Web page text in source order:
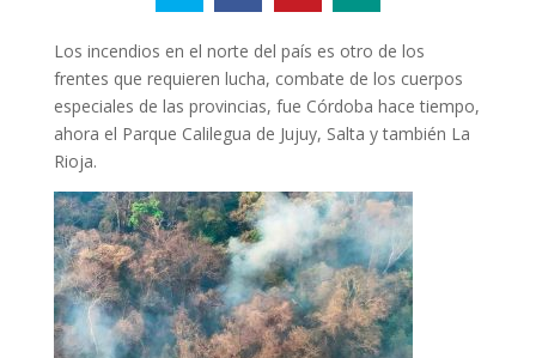
Los incendios en el norte del país es otro de los
frentes que requieren lucha, combate de los cuerpos
especiales de las provincias, fue Córdoba hace tiempo,
ahora el Parque Calilegua de Jujuy, Salta y también La
Rioja.